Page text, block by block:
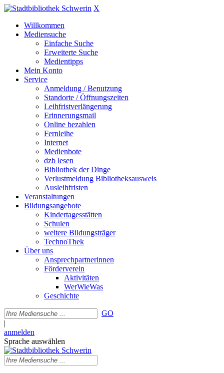
X
Willkommen
Mediensuche
Einfache Suche
Erweiterte Suche
Medientipps
Mein Konto
Service
Anmeldung / Benutzung
Standorte / Öffnungszeiten
Leihfristverlängerung
Erinnerungsmail
Online bezahlen
Fernleihe
Internet
Medienbote
dzb lesen
Bibliothek der Dinge
Verlustmeldung Bibliotheksausweis
Ausleihfristen
Veranstaltungen
Bildungsangebote
Kindertagesstätten
Schulen
weitere Bildungsträger
TechnoThek
Über uns
Ansprechpartnerinnen
Förderverein
Aktivitäten
WerWieWas
Geschichte
GO
|
anmelden
Sprache auswählen